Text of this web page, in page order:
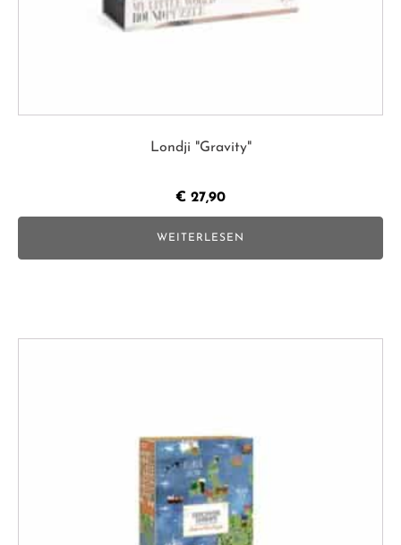
Londji "Gravity"
€ 27,90
WEITERLESEN